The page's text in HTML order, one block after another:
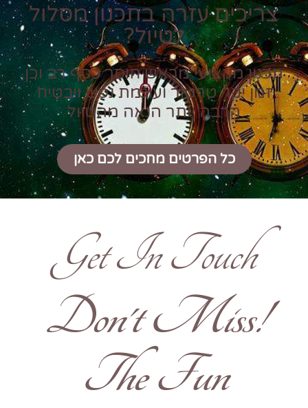
צריכים עזרה בתכנון מסלול
לטיול?
תכנון מקצועי מראש חוסך כסף רב וכן
זמן יקר טרטור ועוגמת נפש ויבטיח
הרבה יותר הנאה מהטיול
כל הפרטים מחכים לכם כאן
Get In Touch
!Don't Miss
The Fun